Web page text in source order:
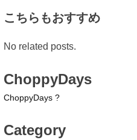
こちらもおすすめ
No related posts.
ChoppyDays
ChoppyDays ?
Category